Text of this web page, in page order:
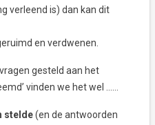
verleend is) dan kan dit
en verdwenen.
gesteld aan het
vinden we het wel ……
stelde(en de antwoorden